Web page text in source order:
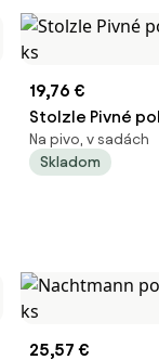
19,76 €
Stolzle Pivné
Na pivo, v sadách
Skladom
25,57 €